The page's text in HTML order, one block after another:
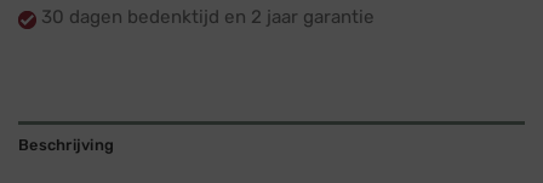
30 dagen bedenktijd en 2 jaar garantie
Beschrijving